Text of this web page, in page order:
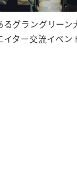
るグラングリーン
ター交流イベン